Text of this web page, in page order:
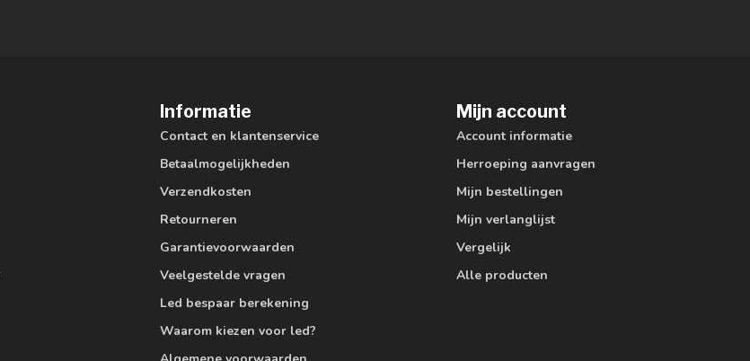
Informatie
Contact en klantenservice
Betaalmogelijkheden
Verzendkosten
Retourneren
Garantievoorwaarden
Veelgestelde vragen
Led bespaar berekening
Waarom kiezen voor led?
Mijn account
Account informatie
Herroeping aanvragen
Mijn bestellingen
Mijn verlanglijst
Vergelijk
Alle producten